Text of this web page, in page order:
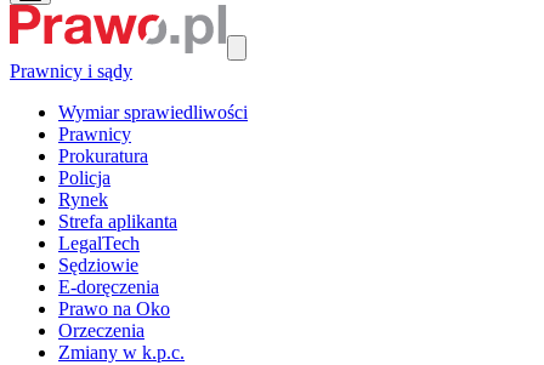
Prawnicy i sądy
Wymiar sprawiedliwości
Prawnicy
Prokuratura
Policja
Rynek
Strefa aplikanta
LegalTech
Sędziowie
E-doręczenia
Prawo na Oko
Orzeczenia
Zmiany w k.p.c.